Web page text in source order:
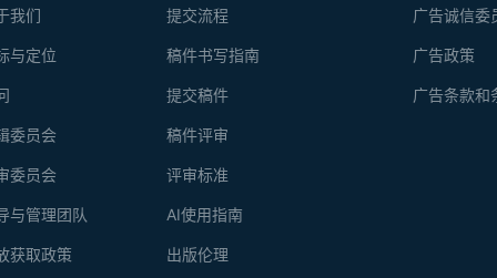
广告诚信委
广告政策
广告条款和
提交流程
稿件书写指南
提交稿件
稿件评审
评审标准
AI使用指南
出版伦理
我们
与定位
委员会
委员会
与管理团队
获取政策